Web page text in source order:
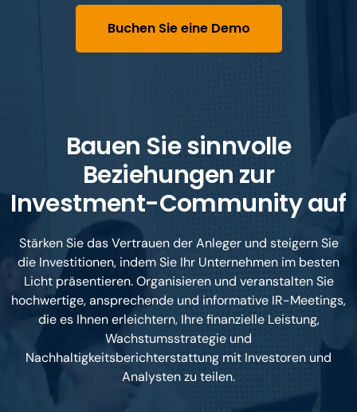
Buchen Sie eine Demo
Bauen Sie sinnvolle
Beziehungen zur
Investment-Community auf
Stärken Sie das Vertrauen der Anleger und steigern Sie
die Investitionen, indem Sie Ihr Unternehmen im besten
Licht präsentieren. Organisieren und veranstalten Sie
hochwertige, ansprechende und informative IR-Meetings,
die es Ihnen erleichtern, Ihre finanzielle Leistung,
Wachstumsstrategie und
Nachhaltigkeitsberichterstattung mit Investoren und
Analysten zu teilen.